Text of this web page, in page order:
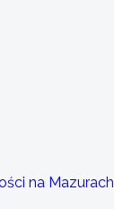
na Mazurach